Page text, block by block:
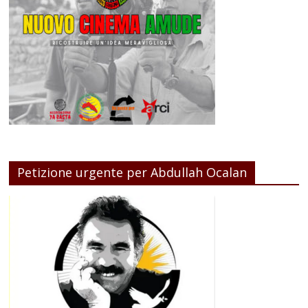
Petizione urgente per Abdullah Ocalan